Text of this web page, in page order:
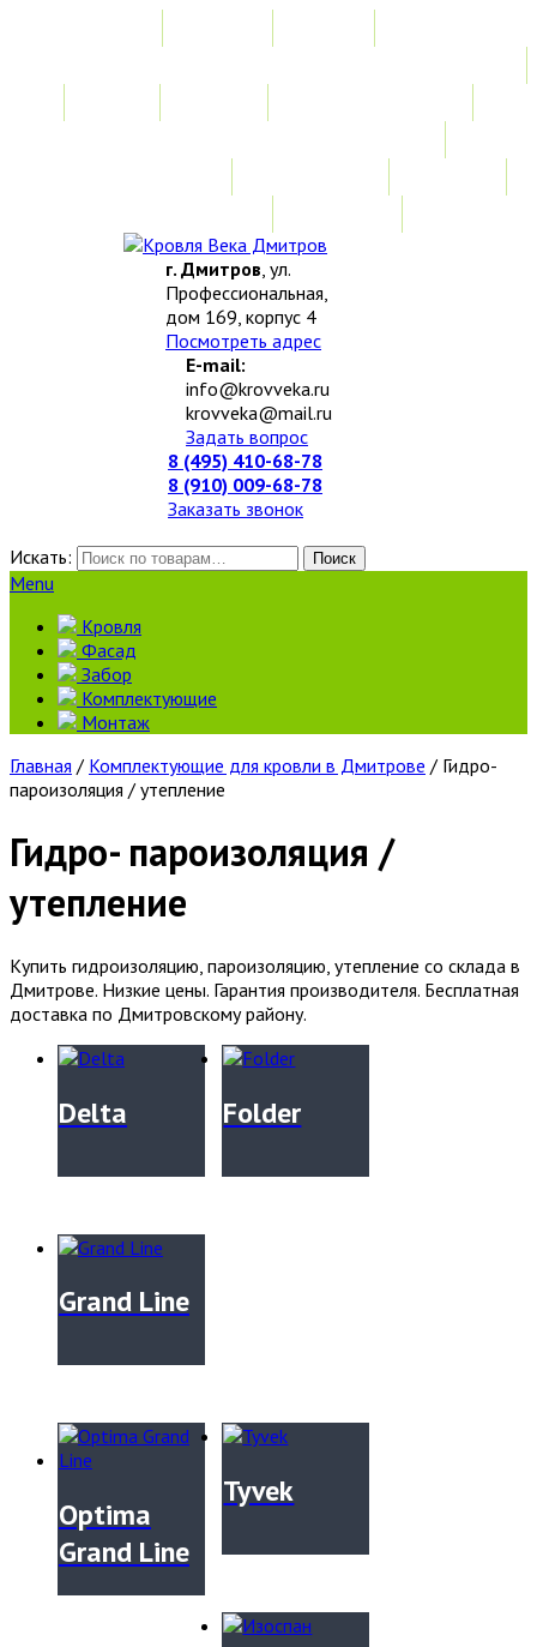
г. Дмитров, ул.
Профессиональная,
дом 169, корпус 4
Посмотреть адрес
E-mail:
info@krovveka.ru
krovveka@mail.ru
Задать вопрос
8 (495) 410-68-78
8 (910) 009-68-78
Заказать звонок
Искать:
Поиск
Menu
Кровля
Фасад
Забор
Комплектующие
Монтаж
Главная / Комплектующие для кровли в Дмитрове / Гидро-
пароизоляция / утепление
Гидро- пароизоляция /
утепление
Купить гидроизоляцию, пароизоляцию, утепление со склада в
Дмитрове. Низкие цены. Гарантия производителя. Бесплатная
доставка по Дмитровскому району.
Delta Folder
Grand Line
Optima
Grand Line
Tyvek